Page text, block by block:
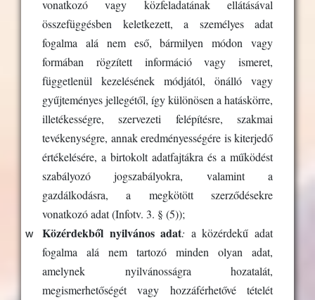
vonatkozó vagy közfeladatának ellátásával
összefüggésben keletkezett, a személyes adat
fogalma alá nem eső, bármilyen módon vagy
formában rögzített információ vagy ismeret,
függetlenül kezelésének módjától, önálló vagy
gyűjteményes jellegétől, így különösen a hatáskörre,
illetékességre, szervezeti felépítésre, szakmai
tevékenységre, annak eredményességére is kiterjedő
értékelésére, a birtokolt adatfajtákra és a működést
szabályozó jogszabályokra, valamint a
gazdálkodásra, a megkötött szerződésekre
vonatkozó adat (Infotv. 3. § (5));
w Közérdekből nyilvános adat: a közérdekű adat
fogalma alá nem tartozó minden olyan adat,
amelynek nyilvánosságra hozatalát,
megismerhetőségét vagy hozzáférhetővé tételét